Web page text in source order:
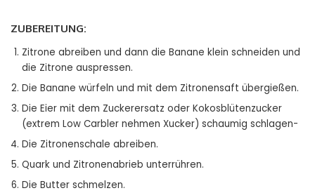
ZUBEREITUNG:
Zitrone abreiben und dann die Banane klein schneiden und
die Zitrone auspressen.
Die Banane würfeln und mit dem Zitronensaft übergießen.
Die Eier mit dem Zuckerersatz oder Kokosblütenzucker
(extrem Low Carbler nehmen Xucker) schaumig schlagen-
Die Zitronenschale abreiben.
Quark und Zitronenabrieb unterrühren.
Die Butter schmelzen.